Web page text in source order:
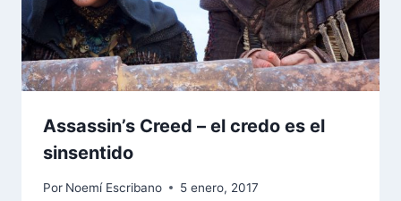
Assassin’s Creed – el credo es el
sinsentido
Por Noemí Escribano 5 enero, 2017